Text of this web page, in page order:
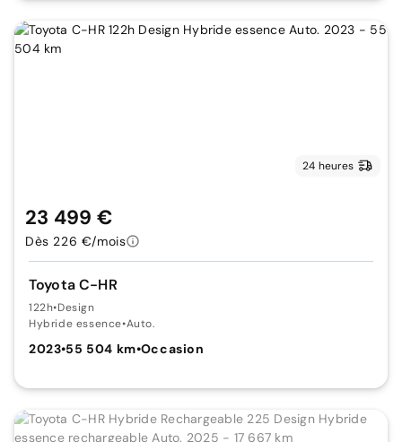
24 heures
Toyota C-HR
122h•Design
Hybride essence•Auto.
2023•55 504 km•Occasion
23 499 €
Dès 226 €/mois